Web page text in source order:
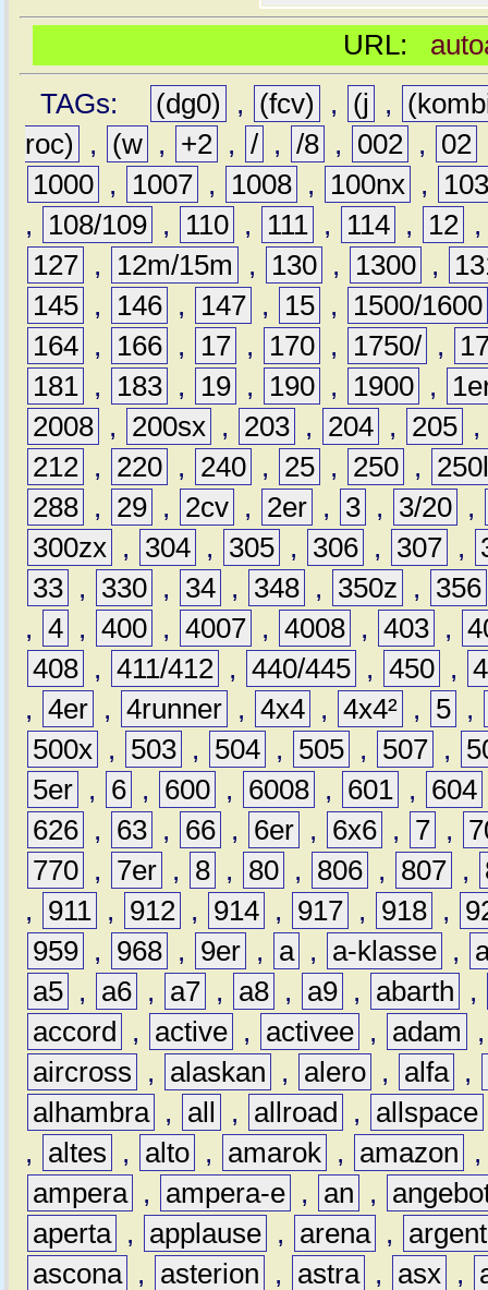
URL:
TAGs:
(dg0) , (fcv) , (j ,
roc)
, (w , +2 , / , /8 , 002 , 02
1000 , 1007 , 1008 , 100nx ,
,
108/109 , 110 , 111 , 114 , 12
127 , 12m/15m , 130 , 1300 ,
145 , 146 , 147 , 15 ,
1500/1600
164 , 166 , 17 , 170 , 1750/ ,
181 , 183 , 19 , 190 , 1900 ,
2008 , 200sx , 203 , 204 , 205 ,
212 , 220 , 240 , 25 , 250 ,
288 , 29 , 2cv , 2er , 3 , 3/20 ,
300zx , 304 , 305 , 306 , 307 ,
33 , 330 , 34 , 348 , 350z ,
356
, 4 , 400 , 4007 , 4008 , 403 ,
408 , 411/412 , 440/445 , 450 ,
, 4er , 4runner , 4x4 , 4x4² , 5 ,
500x , 503 , 504 , 505 , 507 ,
5er , 6 , 600 , 6008 , 601 , 604
626 , 63 , 66 , 6er , 6x6 , 7 ,
770 , 7er , 8 , 80 , 806 , 807 ,
,
911 , 912 , 914 , 917 , 918 ,
959 , 968 , 9er , a , a-klasse ,
a5 , a6 , a7 , a8 , a9 , abarth
,
accord
, active , activee , adam
aircross
, alaskan , alero , alfa ,
alhambra , all , allroad , allspace
,
altes , alto , amarok , amazon
ampera , ampera-e , an ,
aperta , applause , arena ,
ascona , asterion , astra , asx ,